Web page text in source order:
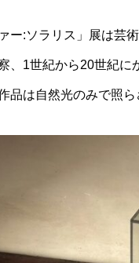
ー:ソラリス」展は
、1世紀から20世紀
品は自然光のみで照